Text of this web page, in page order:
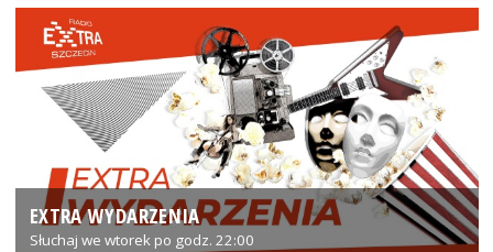
EXTRA WYDARZENIA
Słuchaj we wtorek po godz. 22:00